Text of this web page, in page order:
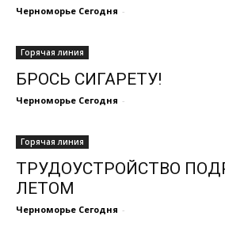
Черноморье Сегодня -
Горячая линия
БРОСЬ СИГАРЕТУ!
Черноморье Сегодня -
Горячая линия
ТРУДОУСТРОЙСТВО
ЛЕТОМ
Черноморье Сегодня -